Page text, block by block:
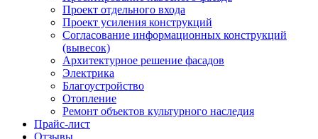
Проект отдельного входа
Проект усиления конструкций
Согласование информационных конструкций
(вывесок)
Архитектурное решение фасадов
Электрика
Благоустройство
Отопление
Ремонт объектов культурного наследия
Прайс-лист
Отзывы